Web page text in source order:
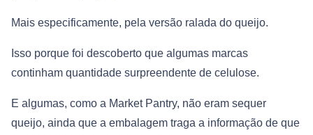
Mais especificamente, pela versão ralada do queijo.
Isso porque foi descoberto que algumas marcas
continham quantidade surpreendente de celulose.
E algumas, como a Market Pantry, não eram sequer
queijo, ainda que a embalagem traga a informação de que